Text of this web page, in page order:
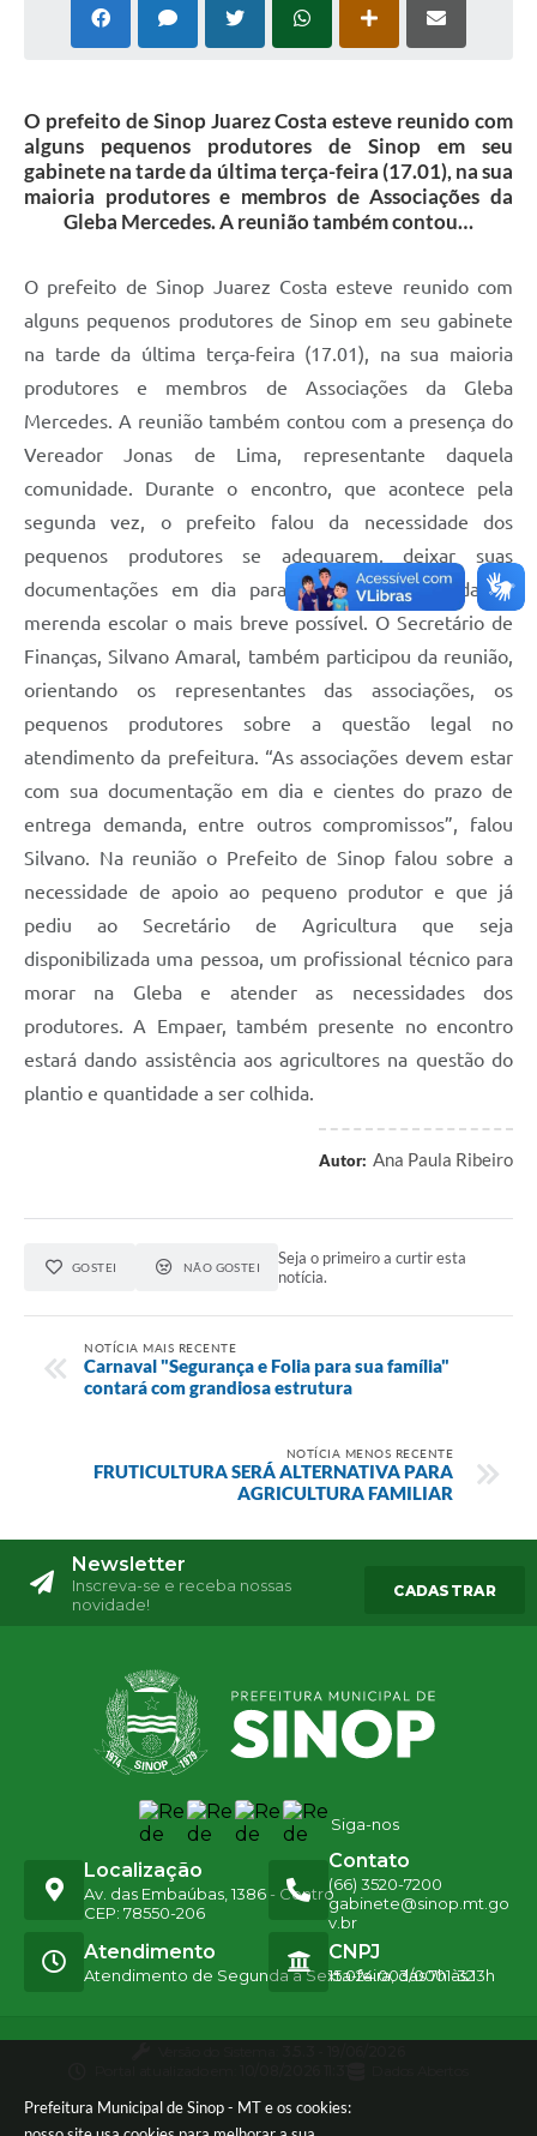
Prefeitura Municipal de Sinop - MT e os cookies:
O prefeito de Sinop Juarez Costa esteve reunido com
alguns pequenos produtores de Sinop em seu
gabinete na tarde da última terça-feira (17.01), na sua
maioria produtores e membros de Associações da
Gleba Mercedes. A reunião também contou…
O prefeito de Sinop Juarez Costa esteve reunido com
alguns pequenos produtores de Sinop em seu gabinete
na tarde da última terça-feira (17.01), na sua maioria
produtores e membros de Associações da Gleba
Mercedes. A reunião também contou com a presença do
Vereador Jonas de Lima, representante daquela
comunidade. Durante o encontro, que acontece pela
segunda vez, o prefeito falou da necessidade dos
pequenos produtores se adequarem, deixar suas
documentações em dia para atender a demanda da
merenda escolar o mais breve possível. O Secretário de
Finanças, Silvano Amaral, também participou da reunião,
orientando os representantes das associações, os
pequenos produtores sobre a questão legal no
atendimento da prefeitura. “As associações devem estar
com sua documentação em dia e cientes do prazo de
entrega demanda, entre outros compromissos”, falou
Silvano. Na reunião o Prefeito de Sinop falou sobre a
necessidade de apoio ao pequeno produtor e que já
pediu ao Secretário de Agricultura que seja
disponibilizada uma pessoa, um profissional técnico para
morar na Gleba e atender as necessidades dos
produtores. A Empaer, também presente no encontro
estará dando assistência aos agricultores na questão do
plantio e quantidade a ser colhida.
Autor: Ana Paula Ribeiro
GOSTEI NÃO GOSTEI
Seja o primeiro a curtir esta
notícia.
NOTÍCIA MAIS RECENTE
Carnaval "Segurança e Folia para sua família"
contará com grandiosa estrutura
NOTÍCIA MENOS RECENTE
FRUTICULTURA SERÁ ALTERNATIVA PARA
AGRICULTURA FAMILIAR
Newsletter
Inscreva-se e receba nossas
novidade!
CADASTRAR
Siga-nos
Localização
Av. das Embaúbas, 1386 - Centro
CEP: 78550-206
Contato
(66) 3520-7200
gabinete@sinop.mt.go
v.br
Atendimento
Atendimento de Segunda a Sexta-feira, das 7h às 13h
CNPJ
15.024.003/0001-32